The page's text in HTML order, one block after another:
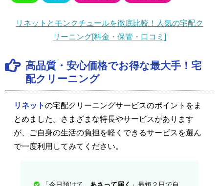
リネットとモンクチュールを徹底比較！人気の宅配ク
リーニング[料金・保管・口コミ]
高品質・安心価格でお得な最大手！宅
配クリーニング
リネットの宅配クリーニングサービスのポイントをま
とめました。さまざまな特長やサービスがあります
が、ご自身の生活の負担を軽くできるサービスを選ん
で一度利用してみてください。
「今日預けて、 あさって届く 」最短２日で自